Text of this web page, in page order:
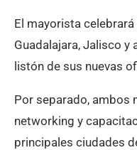
El mayorista
Guadalajara, Jalisco y
listón de sus nuevas
Por separado, ambos
networking y
principales ciudades